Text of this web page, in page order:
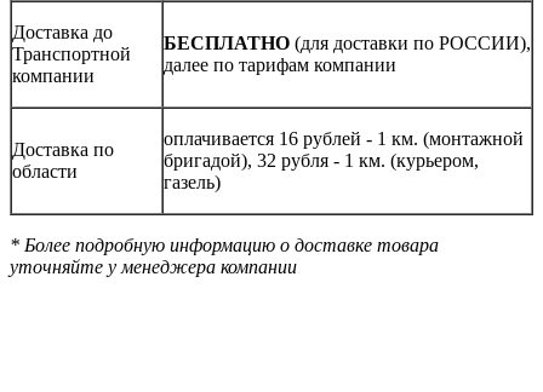
Доставка до
Транспортной
компании
БЕСПЛАТНО (для доставки по РОССИИ),
далее по тарифам компании
Доставка по
области
оплачивается 16 рублей - 1 км. (монтажной
бригадой), 32 рубля - 1 км. (курьером,
газель)
* Более подробную информацию о доставке товара
уточняйте у менеджера компании